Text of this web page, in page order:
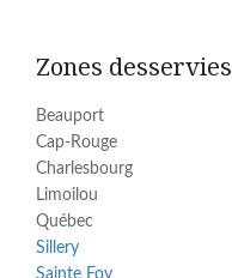
Zones desservies
Beauport
Cap-Rouge
Charlesbourg
Limoilou
Québec
Sillery
Sainte Foy